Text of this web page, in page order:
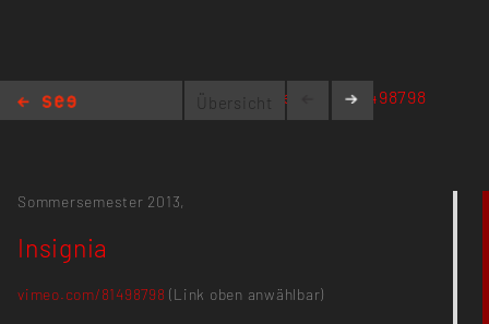
Übersicht
https://vimeo.com/81498798
Sommersemester 2013,
Insignia
vimeo.com/81498798 (Link oben anwählbar)